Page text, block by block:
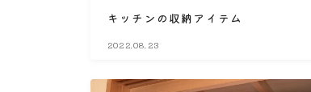
キッチンの収納アイテム
2022.08.23